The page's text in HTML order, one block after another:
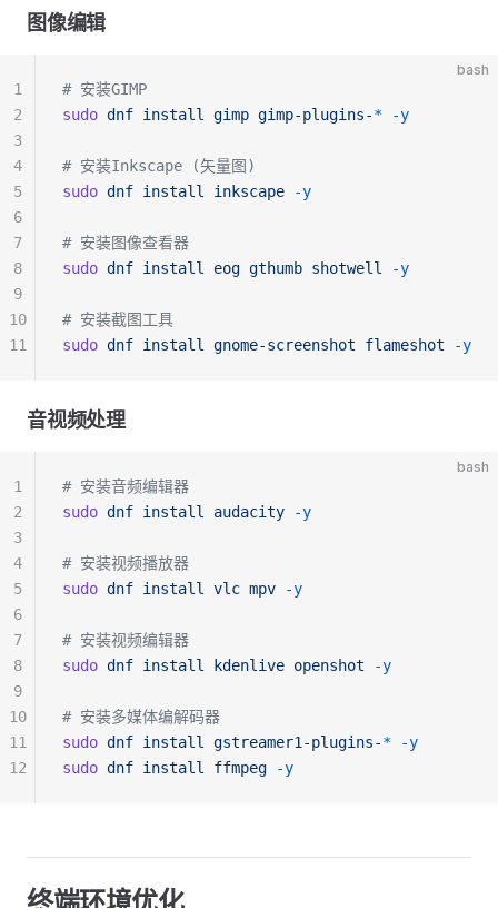
图像编辑
bash
# 安装GIMP
sudo dnf install gimp gimp-plugins-* -y
# 安装Inkscape (矢量图)
sudo dnf install inkscape -y
# 安装图像查看器
sudo dnf install eog gthumb shotwell -y
# 安装截图工具
sudo dnf install gnome-screenshot flameshot -y
1
2
3
4
5
6
7
8
9
10
11
音视频处理
bash
# 安装音频编辑器
sudo dnf install audacity -y
# 安装视频播放器
sudo dnf install vlc mpv -y
# 安装视频编辑器
sudo dnf install kdenlive openshot -y
# 安装多媒体编解码器
sudo dnf install gstreamer1-plugins-* -y
sudo dnf install ffmpeg -y
1
2
3
4
5
6
7
8
9
10
11
12